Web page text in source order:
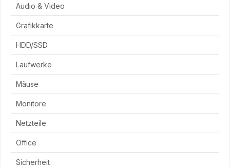
Audio & Video
Grafikkarte
HDD/SSD
Laufwerke
Mäuse
Monitore
Netzteile
Office
Sicherheit